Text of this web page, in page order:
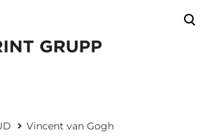
Vincent van Gogh